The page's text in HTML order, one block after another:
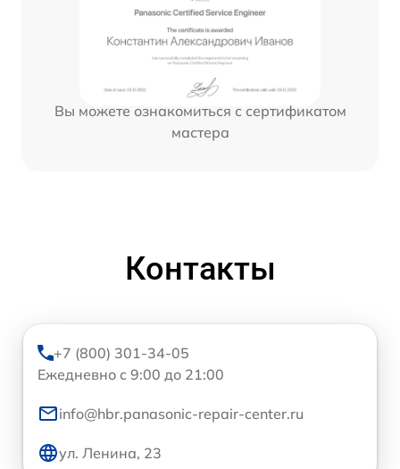
Вы можете ознакомиться с сертификатом
мастера
Контакты
+7 (800) 301-34-05
Ежедневно с 9:00 до 21:00
info@hbr.panasonic-repair-center.ru
ул. Ленина, 23